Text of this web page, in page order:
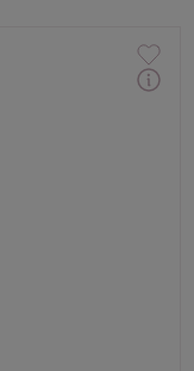
вкус!
такую цену.